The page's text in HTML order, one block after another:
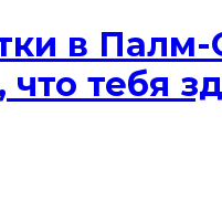
в Палм-
тебя